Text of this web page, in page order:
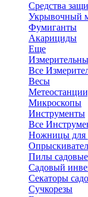
Средства
Укрывочный
Фумиганты
Акарициды
Еще
Все
Весы
Микроскопы
Инструменты
Все
Ножницы для
Пилы садовые
Садовый
Секаторы
Сучкорезы